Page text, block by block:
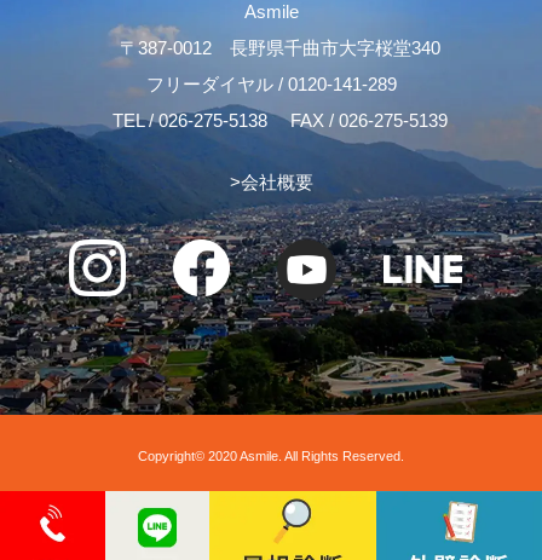
Asmile
〒387-0012 長野県千曲市大字桜堂340
フリーダイヤル / 0120-141-289
TEL /026-275-5138 FAX / 026-275-5139
>会社概要
Copyright© 2020 Asmile. All Rights Reserved.